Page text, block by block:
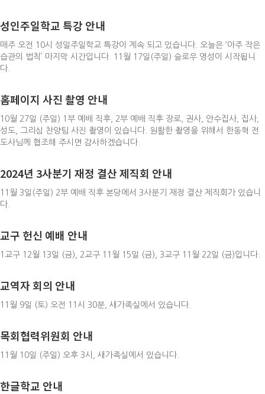
성인주일학교 특강 안내
매주 오전 10시 성일주일학교 특강이 계속 되고 있습니다. 오늘은 ‘아주 작은
습관의 법칙’ 마지막 시간입니다. 11월 17일(주일) 슬로우 영성이 시작됩니
다.
홈페이지 사진 촬영 안내
10월 27일 (주일) 1부 예배 직후, 2부 예배 직후 장로, 권사, 안수집사, 집사,
성도, 그리심 찬양팀 사진 촬영이 있습니다. 원활한 촬영을 위해서 한동혁 전
도사님께 협조해 주시면 감사하겠습니다.
2024년 3사분기 재정 결산 제직회 안내
11월 3일(주일) 2부 예배 직후 본당에서 3사분기 재정 결산 제직회가 있습니
다.
교구 헌신 예배 안내
1교구 12월 13일 (금), 2교구 11월 15일 (금), 3교구 11월 22일 (금)입니다.
교역자 회의 안내
11월 9일 (토) 오전 11시 30분, 새가족실에서 있습니다.
목회협력위원회 안내
11월 10일 (주일) 오후 3시, 새가족실에서 있습니다.
한글학교 안내